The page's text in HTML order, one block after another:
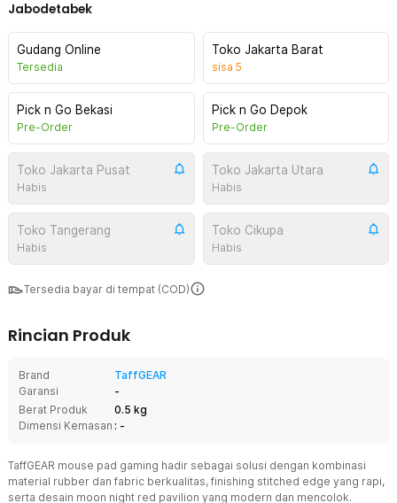
Jabodetabek
Gudang Online
Tersedia
Toko Jakarta Barat
sisa 5
Pick n Go Bekasi
Pre-Order
Pick n Go Depok
Pre-Order
Toko Jakarta Pusat
Habis
Toko Jakarta Utara
Habis
Toko Tangerang
Habis
Toko Cikupa
Habis
Tersedia bayar di tempat (COD)
Rincian Produk
Brand
TaffGEAR
Garansi
-
Berat Produk
0.5 kg
Dimensi Kemasan : -
TaffGEAR mouse pad gaming hadir sebagai solusi dengan kombinasi
material rubber dan fabric berkualitas, finishing stitched edge yang rapi,
serta desain moon night red pavilion yang modern dan mencolok.